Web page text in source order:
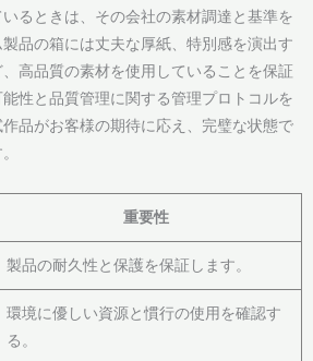
るときは、その会社の素材調達と基準を
品の箱には丈夫な厚紙、特別感を演出す
高品質の素材を使用していることを保証
性と品質管理に関する管理プロトコルを
品がお客様の期待に応え、完璧な状態で
重要性
製品の耐久性と保護を保証します。
環境に優しい資源と慣行の使用を確認す
る。